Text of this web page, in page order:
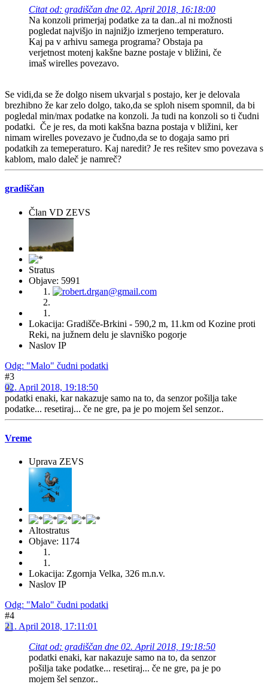
Citat od: gradiščan dne 02. April 2018, 16:18:00
Na konzoli primerjaj podatke za ta dan..al ni možnosti
pogledat najvišjo in najnižjo izmerjeno temperaturo.
Kaj pa v arhivu samega programa? Obstaja pa
verjetnost motenj kakšne bazne postaje v bližini, če
imaš wirelles povezavo.
Se vidi,da se že dolgo nisem ukvarjal s postajo, ker je delovala
brezhibno že kar zelo dolgo, tako,da se sploh nisem spomnil, da bi
pogledal min/max podatke na konzoli. Ja tudi na konzoli so ti čudni
podatki. Če je res, da moti kakšna bazna postaja v bližini, ker
nimam wirelles povezavo je čudno,da se to dogaja samo pri
podatkih za temeperaturo. Kaj naredit? Je res rešitev smo povezava s
kablom, malo daleč je namreč?
gradiščan
Član VD ZEVS
Stratus
Objave: 5991
Lokacija: Gradišče-Brkini - 590,2 m, 11.km od Kozine proti
Reki, na južnem delu je slavniško pogorje
Naslov IP
Odg: "Malo" čudni podatki
#3
02. April 2018, 19:18:50
podatki enaki, kar nakazuje samo na to, da senzor pošilja take
podatke... resetiraj... če ne gre, pa je po mojem šel senzor..
Vreme
Uprava ZEVS
Altostratus
Objave: 1174
Lokacija: Zgornja Velka, 326 m.n.v.
Naslov IP
Odg: "Malo" čudni podatki
#4
21. April 2018, 17:11:01
Citat od: gradiščan dne 02. April 2018, 19:18:50
podatki enaki, kar nakazuje samo na to, da senzor
pošilja take podatke... resetiraj... če ne gre, pa je po
mojem šel senzor..